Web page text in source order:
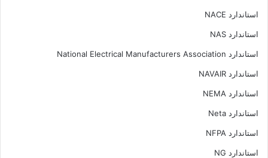
استاندارد NACE
استاندارد NAS
استاندارد National Electrical Manufacturers Association
استاندارد NAVAIR
استاندارد NEMA
استاندارد Neta
استاندارد NFPA
استاندارد NG